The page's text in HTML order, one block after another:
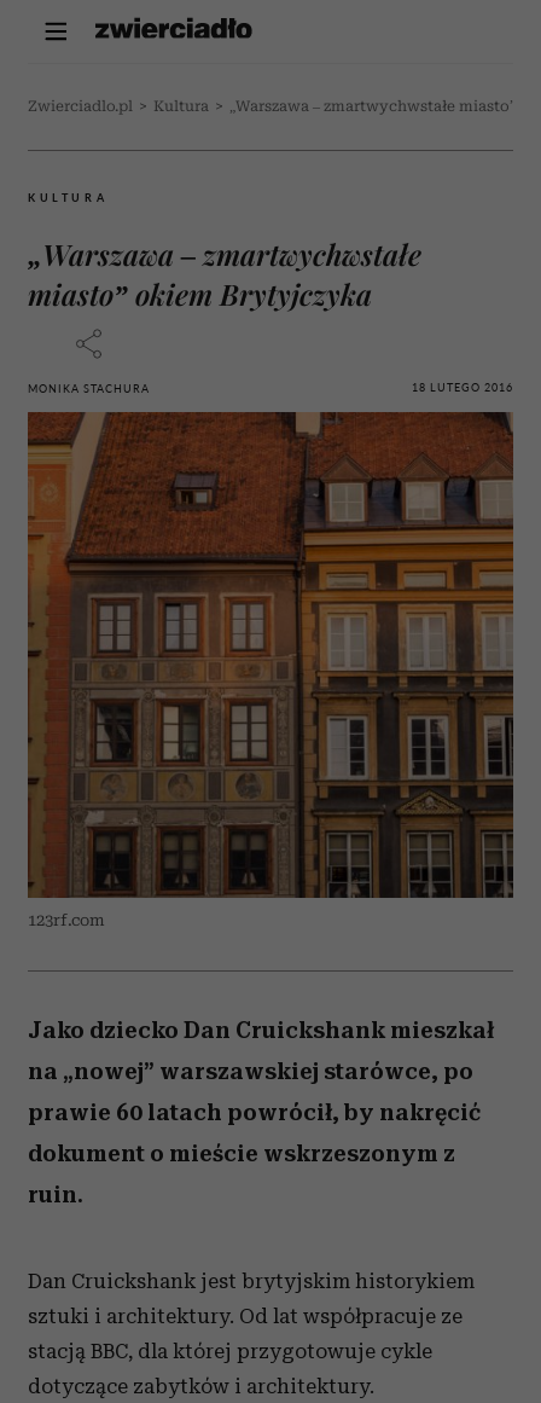
Zwierciadlo.pl > Kultura > „Warszawa – zmartwychwstałe miasto”
KULTURA
„Warszawa – zmartwychwstałe
miasto” okiem Brytyjczyka
MONIKA STACHURA 18 LUTEGO 2016
123rf.com
Jako dziecko Dan Cruickshank mieszkał
na „nowej” warszawskiej starówce, po
prawie 60 latach powrócił, by nakręcić
dokument o mieście wskrzeszonym z
ruin.
Dan Cruickshank jest brytyjskim historykiem
sztuki i architektury. Od lat współpracuje ze
stacją BBC, dla której przygotowuje cykle
dotyczące zabytków i architektury.